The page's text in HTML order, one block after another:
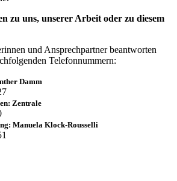
zu uns, unserer Arbeit oder zu diesem
und Ansprechpartner beantworten
Telefonnummern:
Damm
Zentrale
Manuela Klock-Rousselli